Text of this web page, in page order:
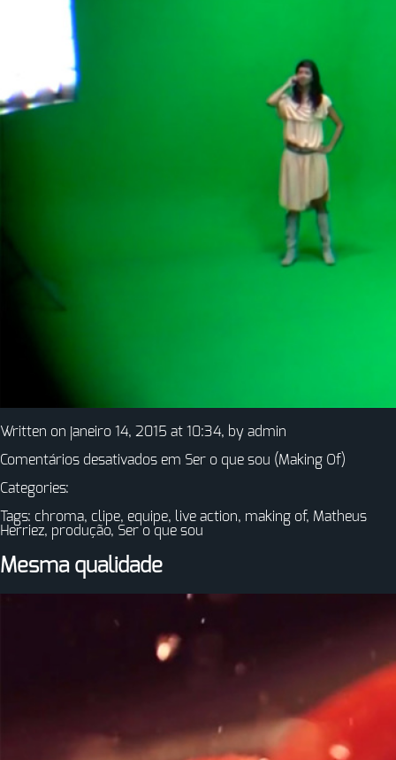
Written on janeiro 14, 2015 at 10:34, by admin
Comentários desativados em Ser o que sou (Making Of)
Categories:
Tags: chroma, clipe, equipe, live action, making of, Matheus
Herriez, produção, Ser o que sou
Mesma qualidade